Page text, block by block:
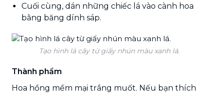
Cuối cùng, dán những chiếc lá vào cành hoa
bằng băng dính sáp.
Tạo hình lá cây từ giấy nhún màu xanh lá.
Thành phẩm
Hoa hồng mềm mại trắng muốt. Nếu bạn thích